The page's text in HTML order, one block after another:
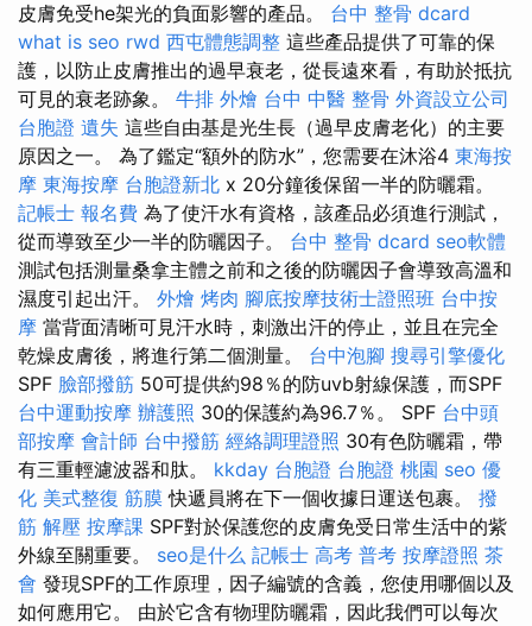
皮膚免受he架光的負面影響的產品。 台中 整骨 dcard
what is seo rwd 西屯體態調整 這些產品提供了可靠的保
護，以防止皮膚推出的過早衰老，從長遠來看，有助於抵抗
可見的衰老跡象。 牛排 外燴 台中 中醫 整骨 外資設立公司
台胞證 遺失 這些自由基是光生長（過早皮膚老化）的主要
原因之一。 為了鑑定“額外的防水”，您需要在沐浴4 東海按
摩 東海按摩 台胞證新北 x 20分鐘後保留一半的防曬霜。
記帳士 報名費 為了使汗水有資格，該產品必須進行測試，
從而導致至少一半的防曬因子。 台中 整骨 dcard seo軟體
測試包括測量桑拿主體之前和之後的防曬因子會導致高溫和
濕度引起出汗。 外燴 烤肉 腳底按摩技術士證照班 台中按
摩 當背面清晰可見汗水時，刺激出汗的停止，並且在完全
乾燥皮膚後，將進行第二個測量。 台中泡腳 搜尋引擎優化
SPF 臉部撥筋 50可提供約98％的防uvb射線保護，而SPF
台中運動按摩 辦護照 30的保護約為96.7％。 SPF 台中頭
部按摩 會計師 台中撥筋 經絡調理證照 30有色防曬霜，帶
有三重輕濾波器和肽。 kkday 台胞證 台胞證 桃園 seo 優
化 美式整復 筋膜 快遞員將在下一個收據日運送包裹。 撥
筋 解壓 按摩課 SPF對於保護您的皮膚免受日常生活中的紫
外線至關重要。 seo是什么 記帳士 高考 普考 按摩證照 茶
會 發現SPF的工作原理，因子編號的含義，您使用哪個以及
如何應用它。 由於它含有物理防曬霜，因此我們可以每次